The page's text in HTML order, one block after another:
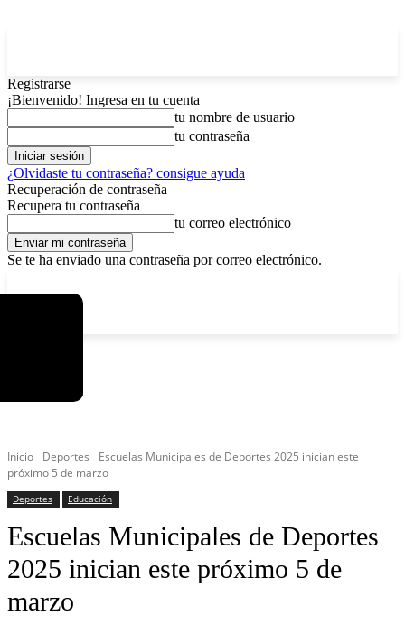
Registrarse
¡Bienvenido! Ingresa en tu cuenta
tu nombre de usuario
tu contraseña
¿Olvidaste tu contraseña? consigue ayuda
Recuperación de contraseña
Recupera tu contraseña
tu correo electrónico
Se te ha enviado una contraseña por correo electrónico.
Inicio Deportes
Escuelas Municipales de Deportes 2025 inician este
próximo 5 de marzo
Deportes Educación
Escuelas Municipales de Deportes
2025 inician este próximo 5 de
marzo